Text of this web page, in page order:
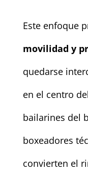
Este enfoque
movilidad y
quedarse
en el centro
bailarines del
boxeadores
convierten el